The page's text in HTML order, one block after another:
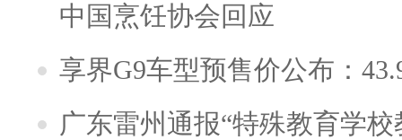
中国烹饪协会回应
享界G9车型预售价公布：
广东雷州通报“特殊教育学